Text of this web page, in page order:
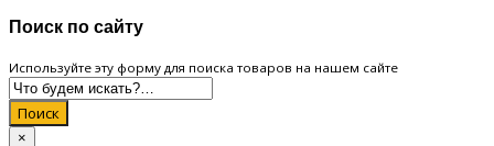
Поиск по сайту
Используйте эту форму для поиска товаров на нашем сайте
Поиск
×